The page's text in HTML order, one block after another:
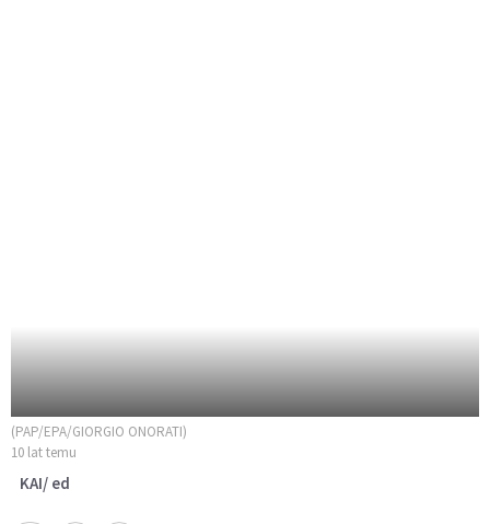
(PAP/EPA/GIORGIO ONORATI)
10 lat temu
KAI/ ed